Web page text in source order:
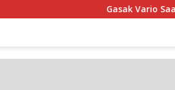
Gasak Vario Saat Diparkir,